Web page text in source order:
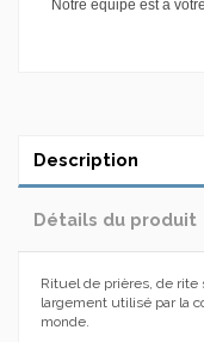
Notre équipe est à
Description
Détails du produit
Rituel de prières, de rite
largement utilisé par la
monde.